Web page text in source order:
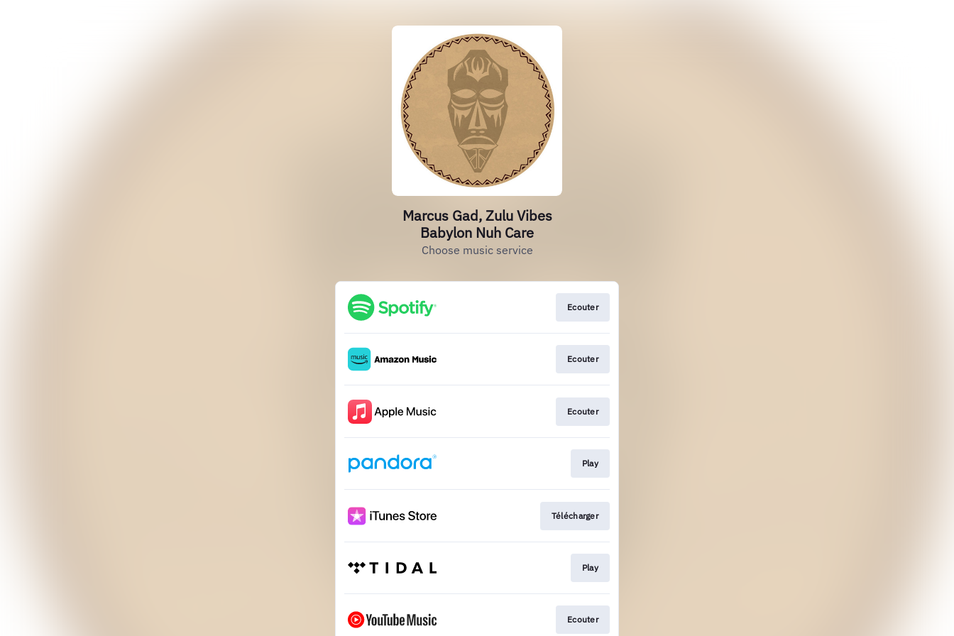
Marcus Gad, Zulu Vibes
Babylon Nuh Care
Choose music service
Ecouter
Ecouter
Ecouter
Play
Télécharger
Play
Ecouter